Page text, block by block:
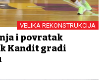
VELIKA REKONSTRUKCIJA
i povratak
Kandit gradi